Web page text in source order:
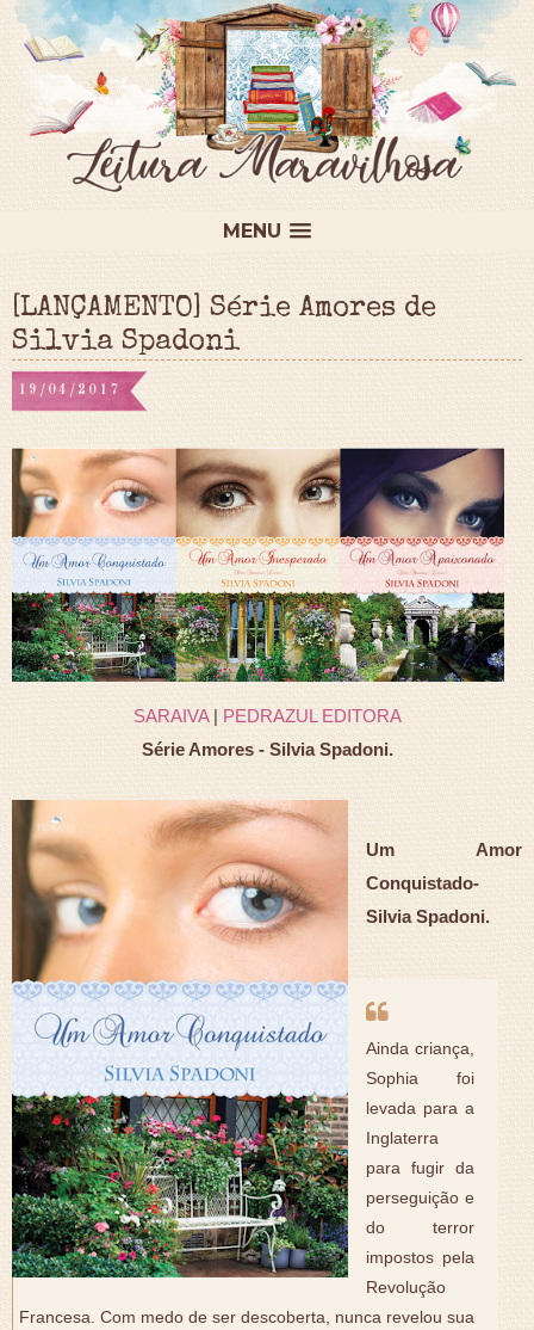
MENU
[LANÇAMENTO] Série Amores de
Silvia Spadoni
19/04/2017
SARAIVA| PEDRAZUL EDITORA
Série Amores - Silvia Spadoni.
Um Amor
Conquistado-
Silvia Spadoni.
Ainda criança,
Sophia foi
levada para a
Inglaterra
para fugir da
perseguição e
do terror
impostos pela
Revolução
Francesa. Com medo de ser descoberta, nunca revelou sua